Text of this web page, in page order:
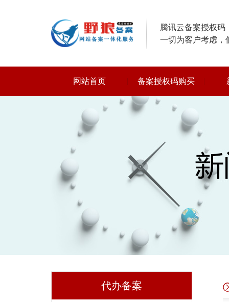
腾讯云备案授权
一切为客户考虑，
网站首页 备案授权码购买
代办备案